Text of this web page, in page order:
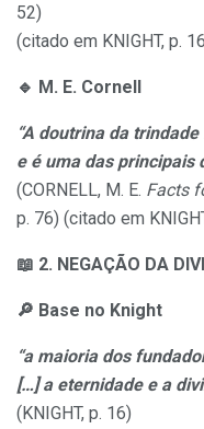
52)
(citado em KNIGHT, p.
🔹 M. E. Cornell
“A doutrina da
e é uma das principais
(CORNELL, M. E. Facts
p. 76) (citado em
📖 2. NEGAÇÃO DA
🔎 Base no Knight
“a maioria dos
[…] a eternidade e a
(KNIGHT, p. 16)